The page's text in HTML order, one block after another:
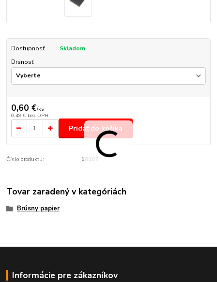
Dostupnosť
Skladom
Drsnosť
0,60 €/ks
0,49 € bez DPH
Pridať do košíka
Číslo produktu: 18007
Tovar zaradený v kategóriách
Brúsny papier
Informácie pre zákazníkov